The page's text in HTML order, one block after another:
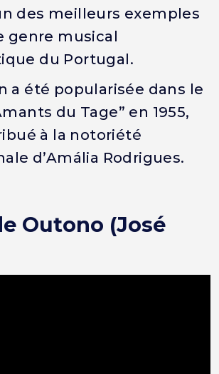
des meilleurs exemples
genre musical
du Portugal.
a été popularisée dans le
du Tage” en 1955,
à la notoriété
d’Amália Rodrigues.
Outono (José